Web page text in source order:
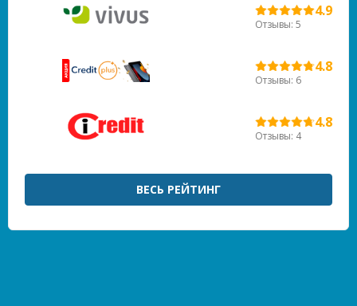
4.9
Отзывы: 5
4.8
Отзывы: 6
4.8
Отзывы: 4
ВЕСЬ РЕЙТИНГ